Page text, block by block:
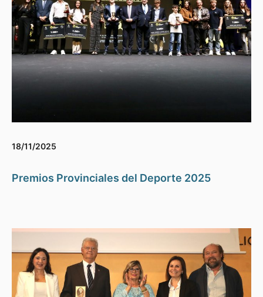
18/11/2025
Premios Provinciales del Deporte 2025